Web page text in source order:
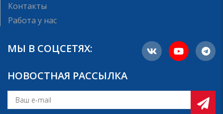
Контакты
Работа у нас
МЫ В СОЦСЕТЯХ:
НОВОСТНАЯ РАССЫЛКА